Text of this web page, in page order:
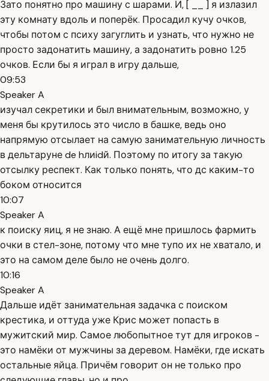
Зато понятно про машину с шарами. И, [ __ ] я излазил
эту комнату вдоль и поперёк. Просадил кучу очков,
чтобы потом с психу загуглить и узнать, что нужно не
просто задонатить машину, а задонатить ровно 1.25
очков. Если бы я играл в игру дальше,
09:53
Speaker A
изучал секретики и был внимательным, возможно, у
меня бы крутилось это число в башке, ведь оно
напрямую отсылает на самую занимательную личность
в дельтаруне de hлиidй. Поэтому по итогу за такую
отсылку респект. Как только понять, что дс каким-то
боком относится
10:07
Speaker A
к поиску яиц, я не знаю. А ещё мне пришлось фармить
очки в стел-зоне, потому что мне тупо их не хватало, и
это на самом деле было не очень долго.
10:16
Speaker A
Дальше идёт занимательная задачка с поиском
крестика, и оттуда уже Крис может попасть в
мужитский мир. Самое любопытное тут для игроков -
это намёки от мужчины за деревом. Намёки, где искать
остальные яйца. Причём говорит он не только про